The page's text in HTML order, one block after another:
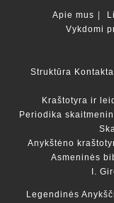
Apie mus
Vykdomi
Struktūra
Kraštotyra ir
Periodika
Anykštėno
Asmeninės
I.
Legendinės